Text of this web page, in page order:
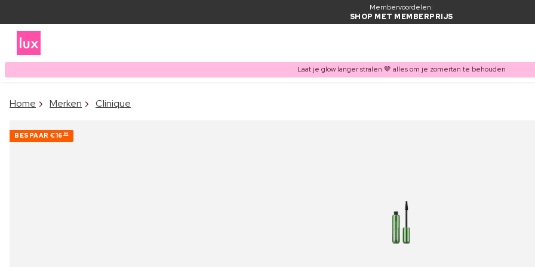
Membervoordelen:
SHOP MET MEMBERPRIJS
Laat je glow langer stralen 🤎 alles om je zomertan te behouden
Home Merken Clinique
BESPAAR €16 90